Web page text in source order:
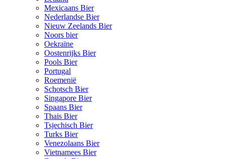
Mexicaans Bier
Nederlandse Bier
Nieuw Zeelands Bier
Noors bier
Oekraïne
Oostenrijks Bier
Pools Bier
Portugal
Roemenië
Schotsch Bier
Singapore Bier
Spaans Bier
Thais Bier
Tsjechisch Bier
Turks Bier
Venezolaans Bier
Vietnamees Bier